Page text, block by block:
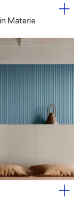
Materie